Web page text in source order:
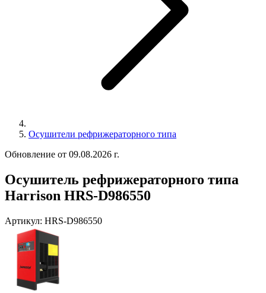
Осушители рефрижераторного типа
Обновление от 09.08.2026 г.
Осушитель рефрижераторного типа
Harrison HRS-D986550
Артикул: HRS-D986550